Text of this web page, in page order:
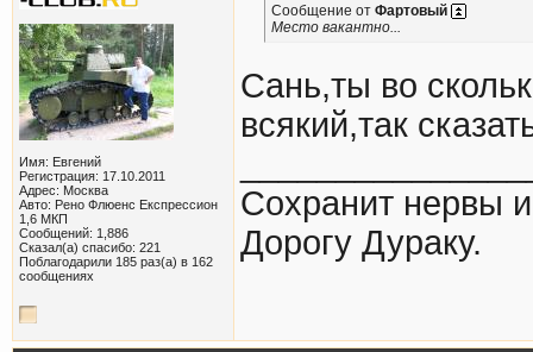
Имя: Евгений
Регистрация: 17.10.2011
Адрес: Москва
Авто: Рено Флюенс Експрессион
1,6 МКП
Сообщений: 1,886
Сказал(а) спасибо: 221
Поблагодарили 185 раз(а) в 162
сообщениях
Сообщение от Фартовый
Место вакантно...
Сань,ты во
всякий,так
Сохранит нервы
Дорогу Дураку.